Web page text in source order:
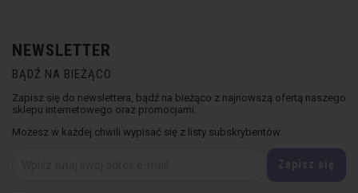
NEWSLETTER
BĄDŹ NA BIEŻĄCO
Zapisz się do newslettera, bądź na bieżąco z najnowszą ofertą naszego
sklepu internetowego oraz promocjami.
Możesz w każdej chwili wypisać się z listy subskrybentów.